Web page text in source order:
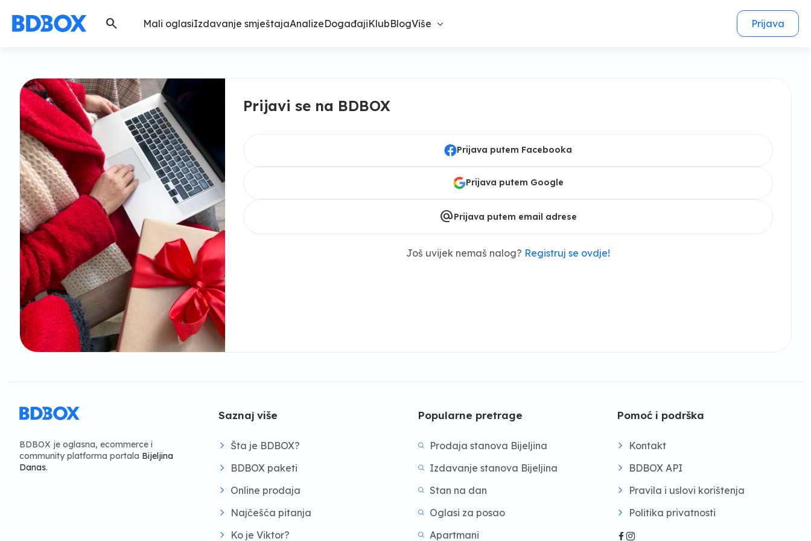
search Mali oglasiIzdavanje smještajaAnalizeDogađajiKlubBlogViše Prijava
Prijavi se na BDBOX
Prijava putem Facebooka
Prijava putem Google
alternate_emailPrijava putem email adrese
Još uvijek nemaš nalog? Registruj se ovdje!
BDBOX je oglasna, ecommerce i
community platforma portala Bijeljina
Danas.
Saznaj više
Šta je BDBOX?
BDBOX paketi
Online prodaja
Najčešća pitanja
Ko je Viktor?
Popularne pretrage
Prodaja stanova Bijeljina
Izdavanje stanova Bijeljina
Stan na dan
Oglasi za posao
Apartmani
Pomoć i podrška
Kontakt
BDBOX API
Pravila i uslovi korištenja
Politika privatnosti